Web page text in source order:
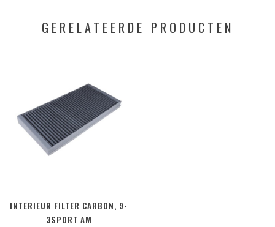
GERELATEERDE PRODUCTEN
INTERIEUR FILTER CARBON, 9-
3SPORT AM